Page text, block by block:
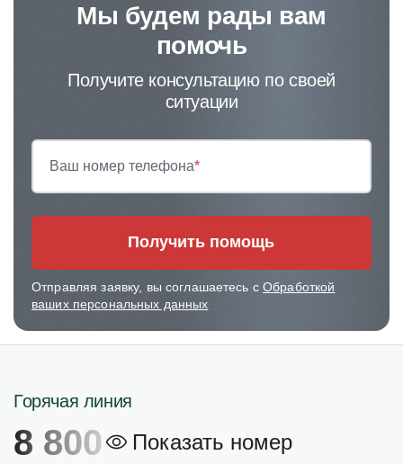
Мы будем рады вам
помочь
Получите консультацию по своей
ситуации
Ваш номер телефона*
Получить помощь
Отправляя заявку, вы соглашаетесь сОбработкой
ваших персональных данных
Горячая линия
8 800 Показать номер